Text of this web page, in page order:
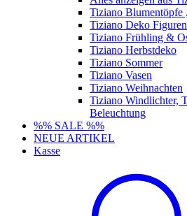
Tiziano Blumentöpfe
Tiziano Deko Figuren
Tiziano Frühling &
Tiziano Herbstdeko
Tiziano Sommer
Tiziano Vasen
Tiziano Weihnachten
Tiziano Windlichter,
Beleuchtung
%% SALE %%
NEUE ARTIKEL
Kasse